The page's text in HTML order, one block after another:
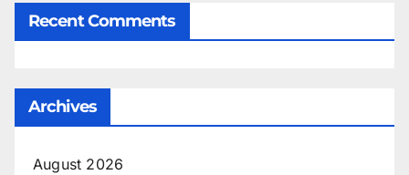
Recent Comments
Archives
August 2026